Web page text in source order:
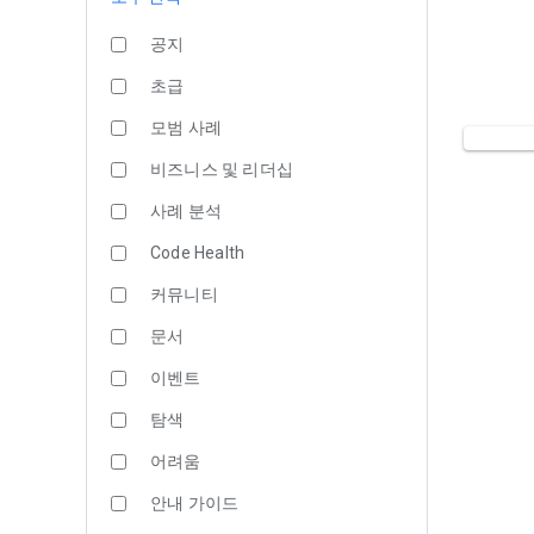
공지
초급
모범 사례
비즈니스 및 리더십
사례 분석
Code Health
커뮤니티
문서
이벤트
탐색
어려움
안내 가이드